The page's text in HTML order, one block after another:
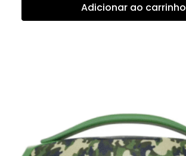
Adicionar ao carrinho